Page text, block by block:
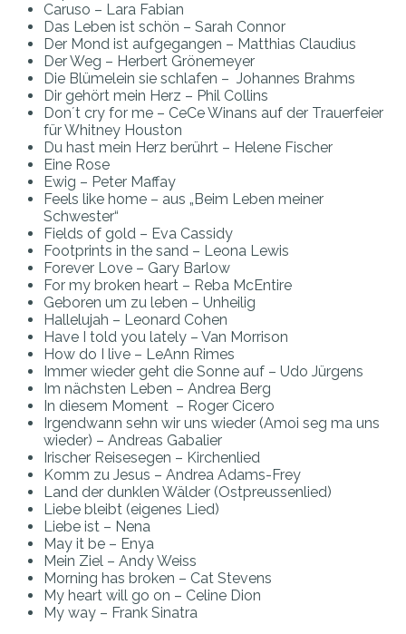
Caruso – Lara Fabian
Das Leben ist schön – Sarah Connor
Der Mond ist aufgegangen – Matthias Claudius
Der Weg – Herbert Grönemeyer
Die Blümelein sie schlafen – Johannes Brahms
Dir gehört mein Herz – Phil Collins
Don´t cry for me – CeCe Winans auf der Trauerfeier
für Whitney Houston
Du hast mein Herz berührt – Helene Fischer
Eine Rose
Ewig – Peter Maffay
Feels like home – aus „Beim Leben meiner
Schwester“
Fields of gold – Eva Cassidy
Footprints in the sand – Leona Lewis
Forever Love – Gary Barlow
For my broken heart – Reba McEntire
Geboren um zu leben – Unheilig
Hallelujah – Leonard Cohen
Have I told you lately – Van Morrison
How do I live – LeAnn Rimes
Immer wieder geht die Sonne auf – Udo Jürgens
Im nächsten Leben – Andrea Berg
In diesem Moment – Roger Cicero
Irgendwann sehn wir uns wieder (Amoi seg ma uns
wieder) – Andreas Gabalier
Irischer Reisesegen – Kirchenlied
Komm zu Jesus – Andrea Adams-Frey
Land der dunklen Wälder (Ostpreussenlied)
Liebe bleibt (eigenes Lied)
Liebe ist – Nena
May it be – Enya
Mein Ziel – Andy Weiss
Morning has broken – Cat Stevens
My heart will go on – Celine Dion
My way – Frank Sinatra